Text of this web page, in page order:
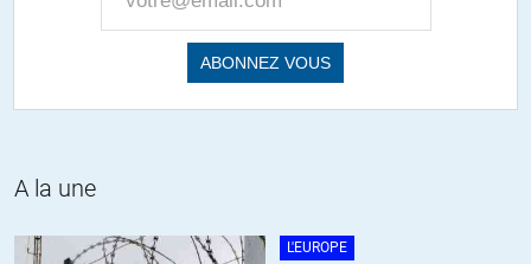
A la une
L'EUROPE